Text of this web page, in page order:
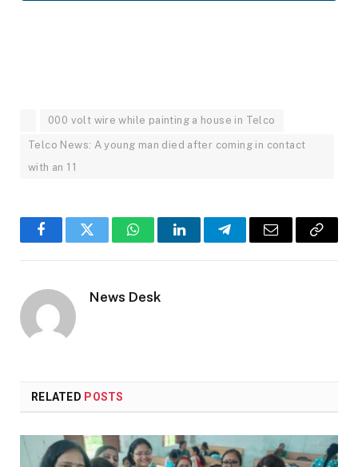
000 volt wire while painting a house in Telco
Telco News: A young man died after coming in contact
with an 11
FacebookTwitter WhatsAppLinkedInTelegramEmail
Copy
News Desk
RELATED POSTS